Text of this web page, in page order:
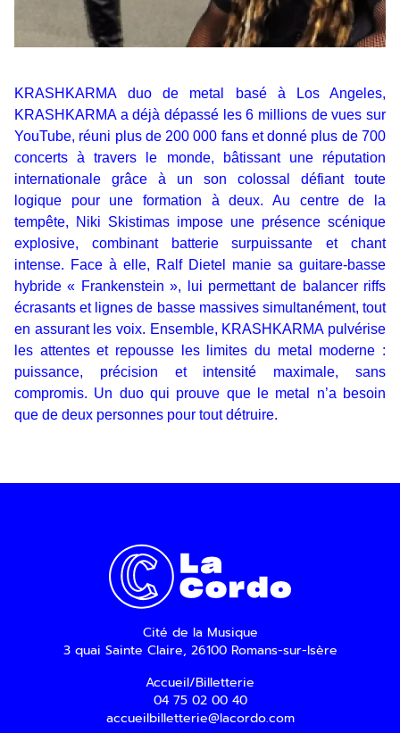
KRASHKARMA duo de metal basé à Los Angeles,
KRASHKARMA a déjà dépassé les 6 millions de vues sur
YouTube, réuni plus de 200 000 fans et donné plus de 700
concerts à travers le monde, bâtissant une réputation
internationale grâce à un son colossal défiant toute
logique pour une formation à deux. Au centre de la
tempête, Niki Skistimas impose une présence scénique
explosive, combinant batterie surpuissante et chant
intense. Face à elle, Ralf Dietel manie sa guitare-basse
hybride « Frankenstein », lui permettant de balancer riffs
écrasants et lignes de basse massives simultanément, tout
en assurant les voix. Ensemble, KRASHKARMA pulvérise
les attentes et repousse les limites du metal moderne :
puissance, précision et intensité maximale, sans
compromis. Un duo qui prouve que le metal n’a besoin
que de deux personnes pour tout détruire.
Cité de la Musique
3 quai Sainte Claire, 26100 Romans-sur-Isère
Accueil/Billetterie
04 75 02 00 40
accueilbilletterie@lacordo.com
Inscription
Newsletter
consentez à recevoir notre lettre
contactant. Pour en savoir plus, consultez
Politique de confidentialité .